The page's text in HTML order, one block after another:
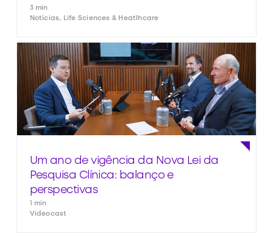
3 min
Notícias, Life Sciences & Heatlhcare
Um ano de vigência da Nova Lei da
Pesquisa Clínica: balanço e
perspectivas
1 min
Videocast